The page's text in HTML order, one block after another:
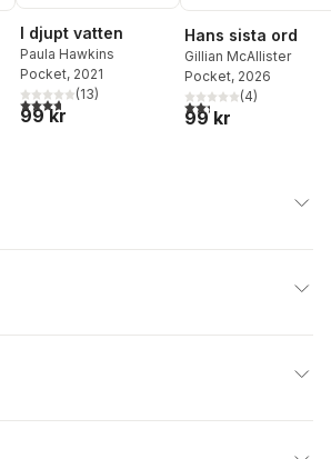
antal röster:
I djupt vatten
Paula Hawkins
Pocket, 2021
3,7utav 5 stjärnor. Totalt antal röster:
(13)
99 kr
Hans sista ord
Gillian McAllister
Pocket, 2026
2,3utav 5 stjärnor.
(4)
99 kr